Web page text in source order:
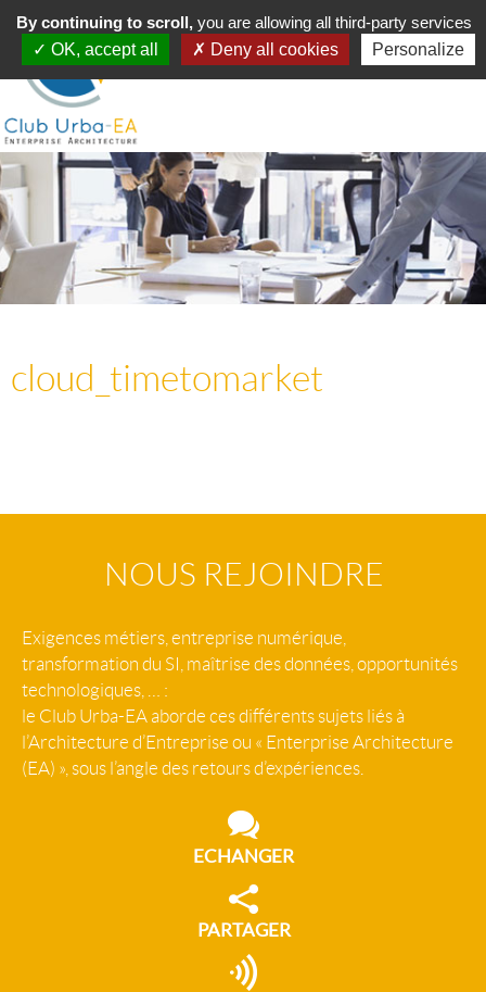
Toggle
navigation
MENU
cloud_timetomarket
NOUS REJOINDRE
Exigences métiers, entreprise numérique,
transformation du SI, maîtrise des données, opportunités
technologiques, … :
le Club Urba-EA aborde ces différents sujets liés à
l’Architecture d’Entreprise ou « Enterprise Architecture
(EA) », sous l’angle des retours d’expériences.
ECHANGER
PARTAGER
By continuing to scroll, you are allowing all third-party services
OK, accept all
Deny all cookies Personalize